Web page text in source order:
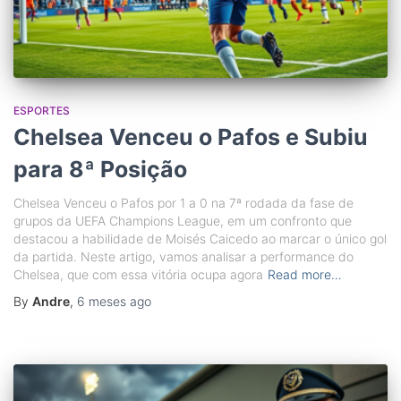
ESPORTES
Chelsea Venceu o Pafos e Subiu
para 8ª Posição
Chelsea Venceu o Pafos por 1 a 0 na 7ª rodada da fase de
grupos da UEFA Champions League, em um confronto que
destacou a habilidade de Moisés Caicedo ao marcar o único gol
da partida. Neste artigo, vamos analisar a performance do
Chelsea, que com essa vitória ocupa agora Read more…
By Andre, 6 meses ago